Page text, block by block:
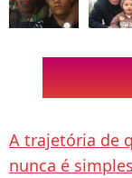
A trajetória de
nunca é simples